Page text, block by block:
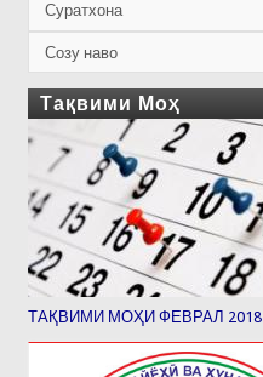
Суратхона
Созу наво
Тақвими Моҳ
ТАҚВИМИ МОҲИ ФЕВРАЛ 2018